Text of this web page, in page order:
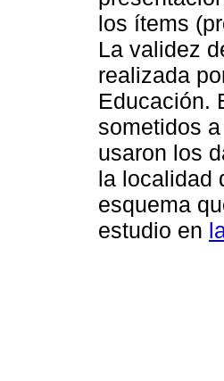
los ítems
La validez
realizada
Educación.
sometidos
usaron los
la localidad
esquema
estudio en